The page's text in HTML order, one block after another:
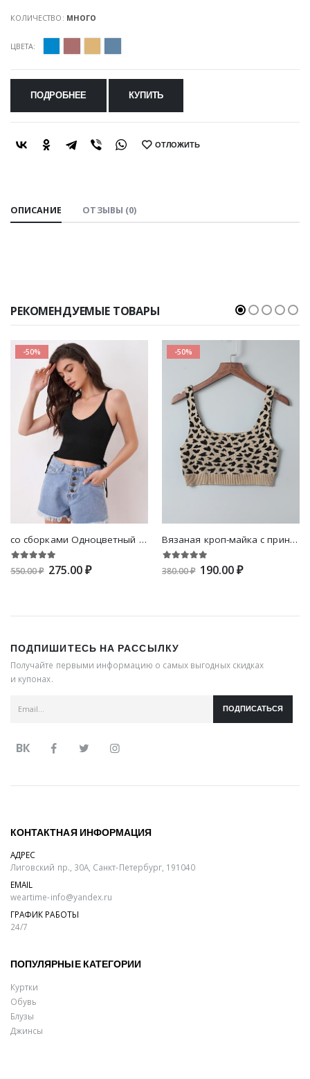
КОЛИЧЕСТВО: МНОГО
ЦВЕТА:
ПОДРОБНЕЕ КУПИТЬ
SHARE: ОТЛОЖИТЬ
ОПИСАНИЕ ОТЗЫВЫ (0)
РЕКОМЕНДУЕМЫЕ ТОВАРЫ
-50%
со сборками Одноцветный Повседневный Трикотажные топы
550.00 ₽ 275.00 ₽
-50%
Вязаная кроп-майка с принтом сердечка
380.00 ₽ 190.00 ₽
ПОДПИШИТЕСЬ НА РАССЫЛКУ
Получайте первыми информацию о самых выгодных скидках
и купонах.
ПОДПИСАТЬСЯ
ВК
КОНТАКТНАЯ ИНФОРМАЦИЯ
АДРЕС
Лиговский пр., 30А, Санкт-Петербург, 191040
EMAIL
weartime-info@yandex.ru
ГРАФИК РАБОТЫ
24/7
ПОПУЛЯРНЫЕ КАТЕГОРИИ
Куртки
Обувь
Блузы
Джинсы